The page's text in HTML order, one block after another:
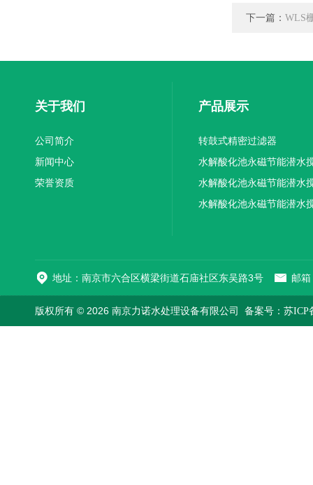
下一篇： WLS
关于我们
公司简介
新闻中心
荣誉资质
产品展示
转鼓式精密过滤器
水解酸化池永磁节能潜水
机厂家供应
水解酸化池永磁节能潜水
机厂家直销
水解酸化池永磁节能潜水
地址：南京市六合区横梁街道石庙社区东吴路3号 邮
版权所有 © 2026 南京力诺水处理设备有限公司 备案号：苏ICP